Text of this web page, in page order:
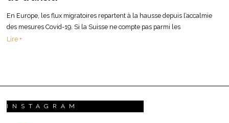
En Europe, les flux migratoires repartent à la hausse depuis l’accalmie
des mesures Covid-19. Si la Suisse ne compte pas parmi les
Lire +
INSTAGRAM